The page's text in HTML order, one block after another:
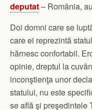
deputat– România,
Doi domni care se
care ei reprezintă
hărnesc confortabil.
opinie, dreptul la
inconştienţa unor
statului, nu este
se află şi preşedintele